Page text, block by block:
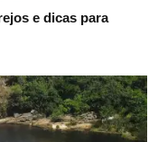
e dicas para